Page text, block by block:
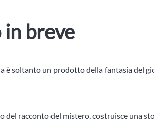
in breve
è soltanto un prodotto della fantasia del
del racconto del mistero, costruisce una